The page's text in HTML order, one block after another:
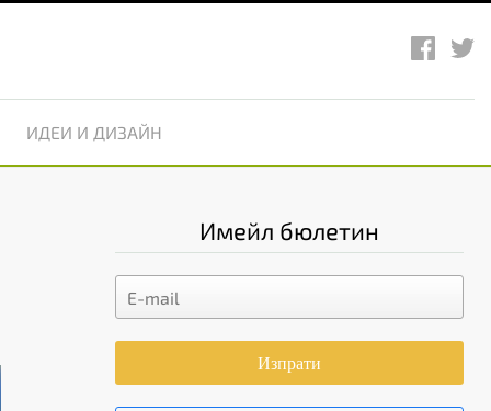
ИДЕИ И ДИЗАЙН
Имейл бюлетин
Изпрати